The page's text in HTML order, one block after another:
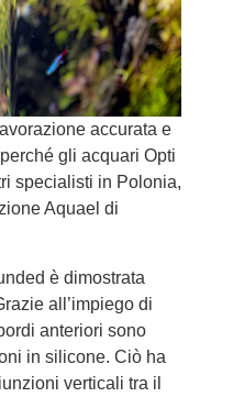
accurata e
gli acquari Opti
specialisti in Polonia,
Aquael di
è dimostrata
all’impiego di
anteriori sono
in silicone. Ciò ha
verticali tra il